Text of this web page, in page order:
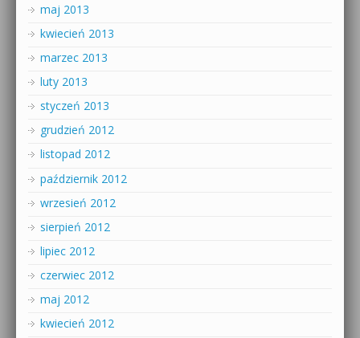
maj 2013
kwiecień 2013
marzec 2013
luty 2013
styczeń 2013
grudzień 2012
listopad 2012
październik 2012
wrzesień 2012
sierpień 2012
lipiec 2012
czerwiec 2012
maj 2012
kwiecień 2012